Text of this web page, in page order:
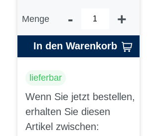
Menge - +
In den Warenkorb
lieferbar
Wenn Sie jetzt bestellen,
erhalten Sie diesen
Artikel zwischen: